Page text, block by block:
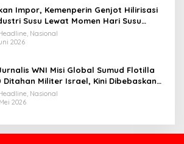
Impor, Kemenperin Genjot Hilirisasi
Susu Lewat Momen Hari Susu
2026
Nasional
2026
WNI Misi Global Sumud Flotilla
Ditahan Militer Israel, Kini Dibebaskan
Dievakuasi ke Istanbul
Nasional
2026